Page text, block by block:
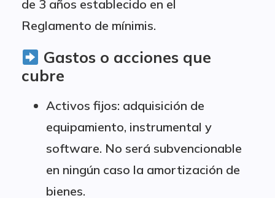
de 3 años establecido en el
Reglamento de mínimis.
Gastos o acciones que
cubre
Activos fijos: adquisición de
equipamiento, instrumental y
software. No será subvencionable
en ningún caso la amortización de
bienes.